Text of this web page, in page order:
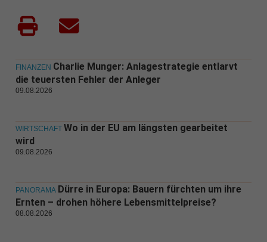
FINANZEN Charlie Munger: Anlagestrategie entlarvt
die teuersten Fehler der Anleger
09.08.2026
WIRTSCHAFT Wo in der EU am längsten gearbeitet
wird
09.08.2026
PANORAMA Dürre in Europa: Bauern fürchten um ihre
Ernten – drohen höhere Lebensmittelpreise?
08.08.2026